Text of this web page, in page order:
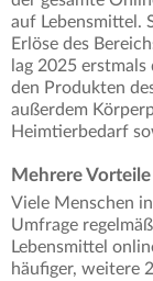
auf Lebensmittel.
Erlöse des
lag 2025
den Produkten
außerdem
Heimtierbedarf
Mehrere
Viele Menschen
Umfrage
Lebensmittel
häufiger, weitere